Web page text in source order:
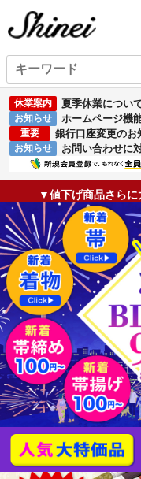
休業案内 夏季休業につい
お知らせ ホームページ機
重要 銀行口座変更のお
お知らせ お問い合わせに
▼値下げ商品さら